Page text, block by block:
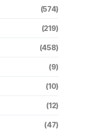
(574)
(219)
(458)
(9)
(10)
(12)
(47)